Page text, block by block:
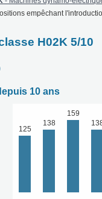
empêchant
H02K 5/10
10 ans
125
138
159